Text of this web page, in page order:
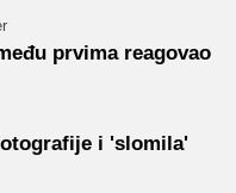
prvima reagovao
i 'slomila'